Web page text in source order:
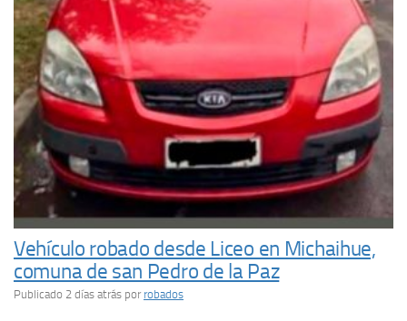
Vehículo robado desde Liceo en Michaihue,
comuna de san Pedro de la Paz
Publicado 2 días atrás por robados